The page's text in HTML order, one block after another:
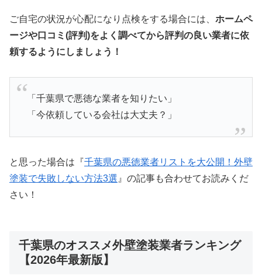
ご自宅の状況が心配になり点検をする場合には、 ホームペ
ージや口コミ(評判)をよく調べてから評判の良い業者に依
頼するようにしましょう！
「千葉県で悪徳な業者を知りたい」
「今依頼している会社は大丈夫？」
と思った場合は『千葉県の悪徳業者リストを大公開！外壁
塗装で失敗しない方法3選 』の記事も合わせてお読みくだ
さい！
千葉県のオススメ外壁塗装業者ランキング
【2026年最新版】